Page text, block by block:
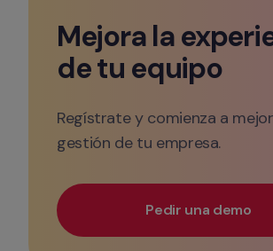
Mejora la
de tu equipo
Regístrate y comienza a
gestión de tu empresa.
Pedir una demo